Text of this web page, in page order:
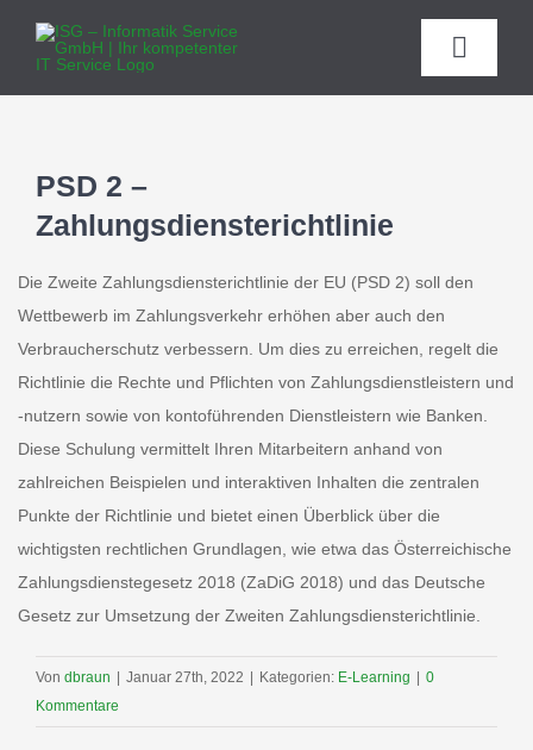
Toggle
PSD 2 –
Zahlungsdiensterichtlinie
Die Zweite Zahlungsdiensterichtlinie der EU (PSD 2) soll den
Wettbewerb im Zahlungsverkehr erhöhen aber auch den
Verbraucherschutz verbessern. Um dies zu erreichen, regelt die
Richtlinie die Rechte und Pflichten von Zahlungsdienstleistern und
-nutzern sowie von kontoführenden Dienstleistern wie Banken.
Diese Schulung vermittelt Ihren Mitarbeitern anhand von
zahlreichen Beispielen und interaktiven Inhalten die zentralen
Punkte der Richtlinie und bietet einen Überblick über die
wichtigsten rechtlichen Grundlagen, wie etwa das Österreichische
Zahlungsdienstegesetz 2018 (ZaDiG 2018) und das Deutsche
Gesetz zur Umsetzung der Zweiten Zahlungsdiensterichtlinie.
Von dbraun | Januar 27th, 2022 | Kategorien: E-Learning | 0
Kommentare